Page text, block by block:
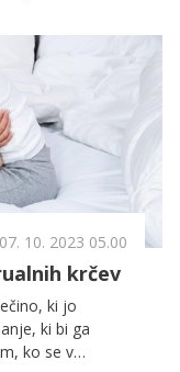
bodo vaše
delu
07. 10. 2023 05.00
krčev
ki jo
ki bi ga
ko se v